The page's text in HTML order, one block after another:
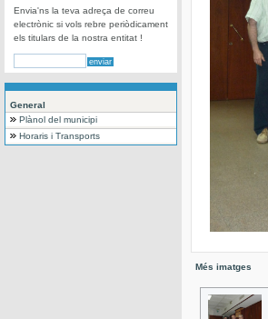
Envia'ns la teva adreça de correu
electrònic si vols rebre periòdicament
els titulars de la nostra entitat !
General
Plànol del municipi
Horaris i Transports
Més imatges